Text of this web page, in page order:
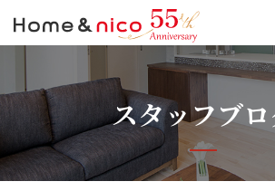
スタッフブ